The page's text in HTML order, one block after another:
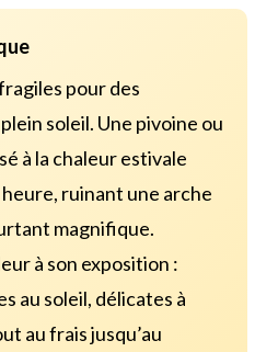
pour des
soleil. Une pivoine ou
à la chaleur estivale
ruinant une arche
magnifique.
à son exposition :
au soleil, délicates à
au frais jusqu’au